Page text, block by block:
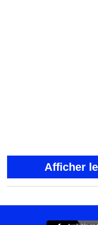
Afficher